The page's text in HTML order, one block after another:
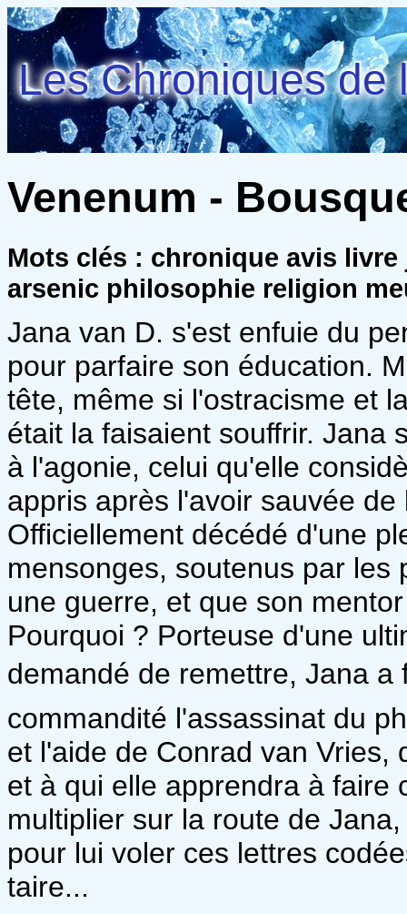
Les Chroniques de
Venenum -
Mots clés : chronique avis
arsenic philosophie religion
Jana van D. s'est enfuie du
pour parfaire son éducation.
tête, même si l'ostracisme et
était la faisaient souffrir. Jana
à l'agonie, celui qu'elle
appris après l'avoir sauvée
Officiellement décédé d'une
mensonges, soutenus par les
une guerre, et que son
Pourquoi ? Porteuse d'une
demandé de remettre, Jana a
commandité l'assassinat du
et l'aide de Conrad van Vries,
et à qui elle apprendra à faire
multiplier sur la route de
pour lui voler ces lettres
taire...